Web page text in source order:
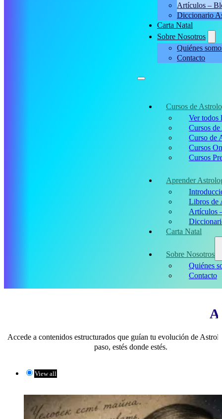
Artículos –
Diccionario
Carta Natal
Sobre Nosotros
Quiénes
Contacto
Cursos de
Ver todos
Cursos
Curso de
Cursos
Cursos
Aprender
Libros de
Artículos
Carta Natal
Sobre Nosotros
Quiénes
Contacto
Accede a contenidos estructurados que guían tu evolución de
paso, estés donde estés.
View all